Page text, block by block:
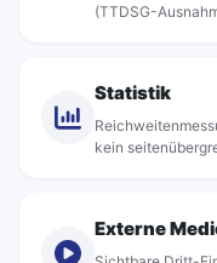
Standorte
(TTDSG-
Statistik
kein
Externe